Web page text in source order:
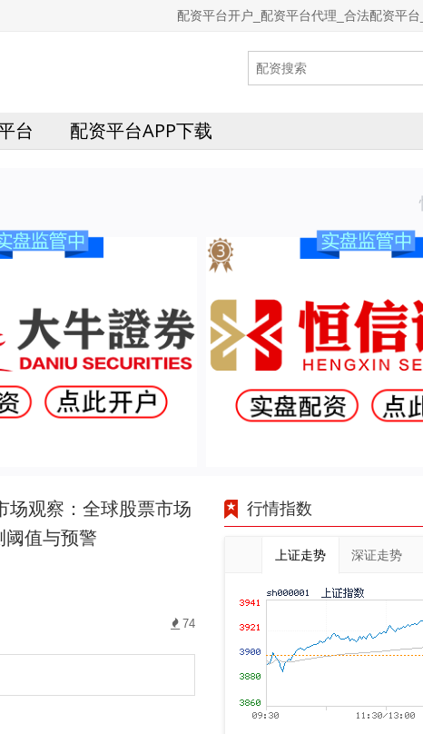
配资平台开户_配资平台代理_合法配资平
台 配资平台APP下载
场观察：全球股票市场
值与预警
74
行情指数
上证走势 深证走势